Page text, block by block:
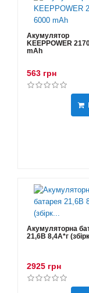
Акумулятор
KEEPPOWER
mAh
563 грн
Акумуляторна
21,6В 8,4A*г
2925 грн